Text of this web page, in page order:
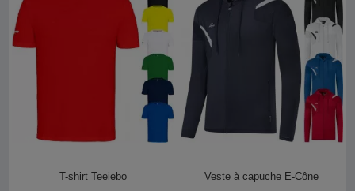
T-shirt Teeiebo Veste à capuche E-Cône